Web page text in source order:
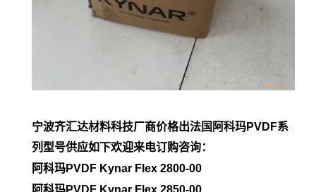
宁波齐汇达材料科技厂商价格出法国阿科玛PVDF系
列型号供应如下欢迎来电订购咨询：
阿科玛PVDF Kynar Flex 2800-00
阿科玛PVDF Kynar Flex 2850-00